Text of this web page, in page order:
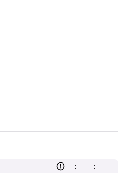
--:-- - --:--